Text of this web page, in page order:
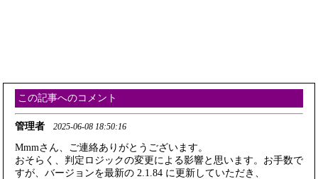
この記事へのコメント
管理者 2025-06-08 18:50:16
Mmmさん、ご連絡ありがとうございます。
おそらく、判定ロジックの変更による影響と思います。お手数で
すが、バージョンを最新の 2.1.84 に更新していただき、